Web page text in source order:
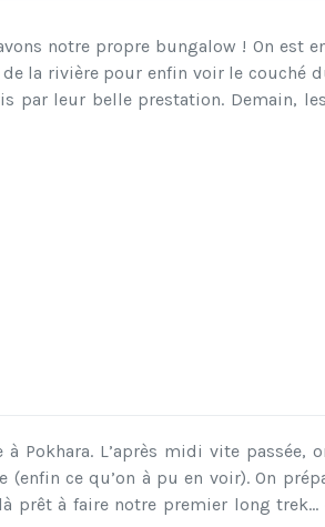
notre propre bungalow ! On est
la rivière pour enfin voir le couché
par leur belle prestation. Demain,
Pokhara. L’après midi vite passée,
ce qu’on à pu en voir). On
prêt à faire notre premier long trek…